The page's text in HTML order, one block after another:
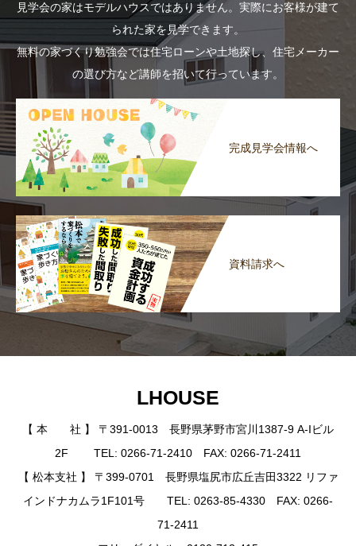
見学会の家はモデルハウスではありません。実際にお客様が建て
られた家を見学できます。
無料の家づくり勉強会では住宅ローンや土地探し、住宅メーカー
の選び方など講師を招いて行っています。
完成見学会情報へ
資料請求へ
LHOUSE
【 本 社 】 〒391-0013 長野県茅野市宮川1387-9 A-Iビル
2F TEL: 0266-71-2410 FAX: 0266-71-2411
【 松本支社 】 〒399-0701 長野県塩尻市広丘吉田3322 リファ
インドナカムラ1F101号 TEL: 0263-85-4330 FAX: 0266-
71-2411